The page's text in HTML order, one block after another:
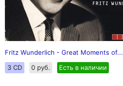
Fritz Wunderlich - Great Moments of...
3 CD
0 руб. Есть в наличии